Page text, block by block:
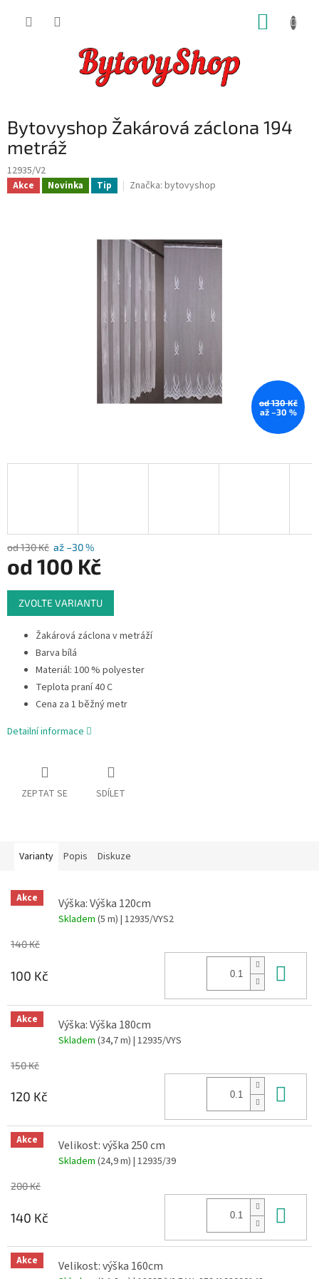
Bytovyshop Žakárová záclona 194
metráž
12935/V2
Akce Novinka Tip Značka: bytovyshop
od 130 Kč
až –30 %
od 130 Kč až –30 %
od 100 Kč
Měrná
cena:
ZVOLTE VARIANTU
Žakárová záclona v metráží
Barva bílá
Materiál: 100 % polyester
Teplota praní 40 C
Cena za 1 běžný metr
Detailní informace
ZEPTAT SE SDÍLET
Varianty Popis Diskuze
Akce Výška: Výška 120cm
Skladem (5 m) | 12935/VYS2
140 Kč
100 Kč
Akce Výška: Výška 180cm
Skladem (34,7 m) | 12935/VYS
150 Kč
120 Kč
Akce Velikost: výška 250 cm
Skladem (24,9 m) | 12935/39
200 Kč
140 Kč
Akce Velikost: výška 160cm